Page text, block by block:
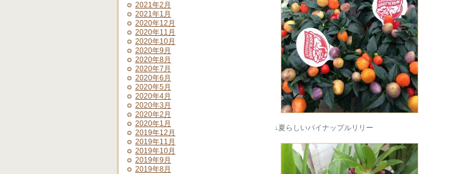
2021年2月
2021年1月
2020年12月
2020年11月
2020年10月
2020年9月
2020年8月
2020年7月
2020年6月
2020年5月
2020年4月
2020年3月
2020年2月
2020年1月
2019年12月
2019年11月
2019年10月
2019年9月
2019年8月
↓夏らしいパイナップルリリー